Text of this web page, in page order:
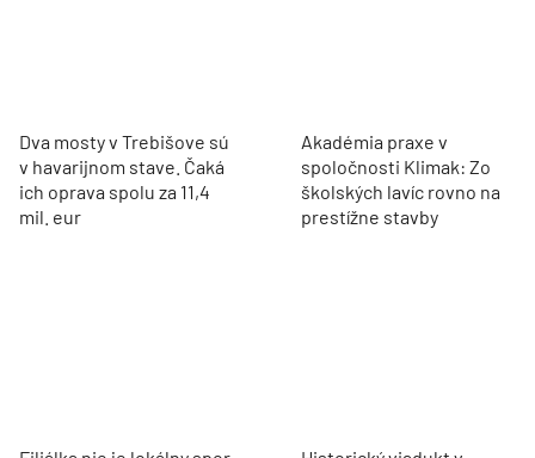
Dva mosty v Trebišove sú
v havarijnom stave. Čaká
ich oprava spolu za 11,4
mil. eur
Akadémia praxe v
spoločnosti Klimak: Zo
školských lavíc rovno na
prestížne stavby